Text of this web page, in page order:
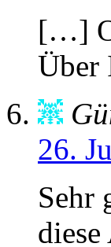
[…]
Über
26.
Sehr